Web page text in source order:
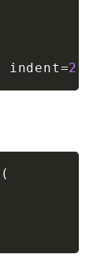
indent=2
(